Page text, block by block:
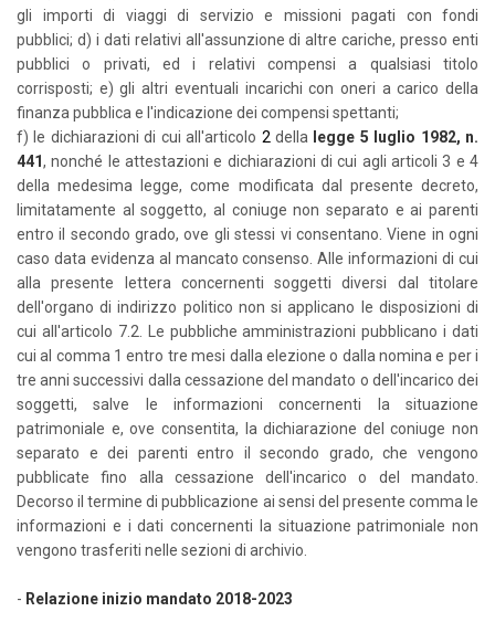
gli importi di viaggi di servizio e missioni pagati con fondi
pubblici; d) i dati relativi all'assunzione di altre cariche, presso enti
pubblici o privati, ed i relativi compensi a qualsiasi titolo
corrisposti; e) gli altri eventuali incarichi con oneri a carico della
finanza pubblica e l'indicazione dei compensi spettanti;
f) le dichiarazioni di cui all'articolo 2 della
legge 5 luglio 1982, n.
441, nonché le attestazioni e dichiarazioni di cui agli articoli 3 e 4
della medesima legge, come modificata dal presente decreto,
limitatamente al soggetto, al coniuge non separato e ai parenti
entro il secondo grado, ove gli stessi vi consentano. Viene in ogni
caso data evidenza al mancato consenso. Alle informazioni di cui
alla presente lettera concernenti soggetti diversi dal titolare
dell'organo di indirizzo politico non si applicano le disposizioni di
cui all'articolo 7.2. Le pubbliche amministrazioni pubblicano i dati
cui al comma 1 entro tre mesi dalla elezione o dalla nomina e per i
tre anni successivi dalla cessazione del mandato o dell'incarico dei
soggetti, salve le informazioni concernenti la situazione
patrimoniale e, ove consentita, la dichiarazione del coniuge non
separato e dei parenti entro il secondo grado, che vengono
pubblicate fino alla cessazione dell'incarico o del mandato.
Decorso il termine di pubblicazione ai sensi del presente comma le
informazioni e i dati concernenti la situazione patrimoniale non
vengono trasferiti nelle sezioni di archivio.
- Relazione inizio mandato 2018-2023